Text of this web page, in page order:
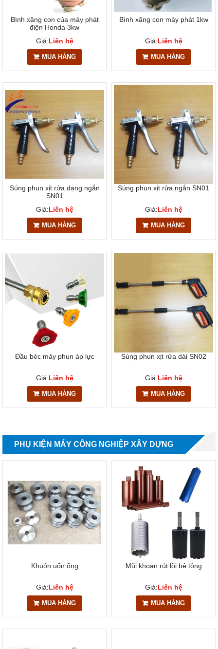
Bình xăng con của máy phát
điện Honda 3kw
Giá:Liên hệ
MUA HÀNG
Bình xăng con máy phát 1kw
Giá:Liên hệ
MUA HÀNG
Súng phun xịt rửa dạng ngắn
SN01
Giá:Liên hệ
MUA HÀNG
Súng phun xịt rửa ngắn SN01
Giá:Liên hệ
MUA HÀNG
Đầu béc máy phun áp lực
Giá:Liên hệ
MUA HÀNG
Súng phun xịt rửa dài SN02
Giá:Liên hệ
MUA HÀNG
PHỤ KIỆN MÁY CÔNG NGHIỆP XÂY DỰNG
Khuôn uốn ống
Giá:Liên hệ
MUA HÀNG
Mũi khoan rút lõi bê tông
Giá:Liên hệ
MUA HÀNG